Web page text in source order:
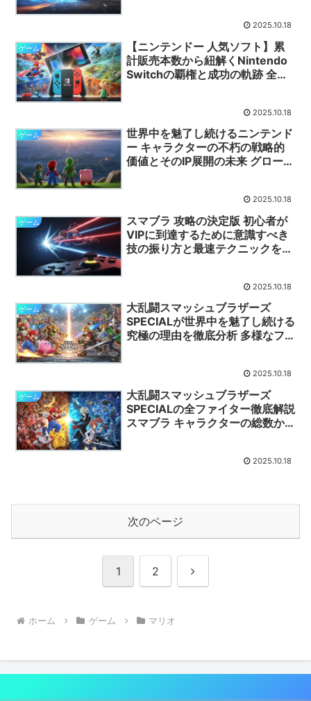
2025.10.18
ゲーム
【ニンテンドー 人気ソフト】累
計販売本数から紐解くNintendo
Switchの覇権と成功の軌跡 全世
2025.10.18
ゲーム
世界中を魅了し続けるニンテンド
ー キャラクターの不朽の戦略的
価値とそのIP展開の未来 グローバ
2025.10.18
ゲーム
スマブラ 攻略の決定版 初心者が
VIPに到達するために意識すべき
技の振り方と最速テクニックを徹
2025.10.18
ゲーム
大乱闘スマッシュブラザーズ
SPECIALが世界中を魅了し続ける
究極の理由を徹底分析 多様なフ
2025.10.18
ゲーム
大乱闘スマッシュブラザーズ
SPECIALの全ファイター徹底解説
スマブラ キャラクターの総数か
2025.10.18
次のページ
1 2 次
ホーム ゲーム マリオ